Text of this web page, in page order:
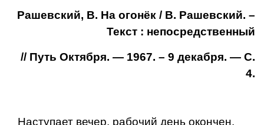
Рашевский, В. На огонёк / В. Рашевский. –
Текст : непосредственный
// Путь Октября. — 1967. – 9 декабря. — С.
4.
Наступает вечер, рабочий день окончен.